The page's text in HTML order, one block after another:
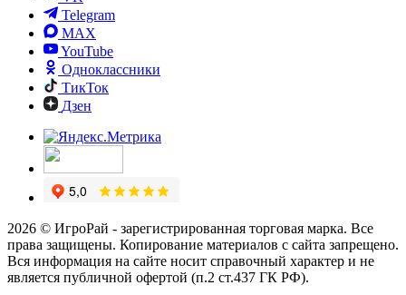
Telegram
MAX
YouTube
Одноклассники
ТикТок
Дзен
2026 © ИгроРай - зарегистрированная торговая марка. Все
права защищены. Копирование материалов с сайта запрещено.
Вся информация на сайте носит справочный характер и не
является публичной офертой (п.2 ст.437 ГК РФ).